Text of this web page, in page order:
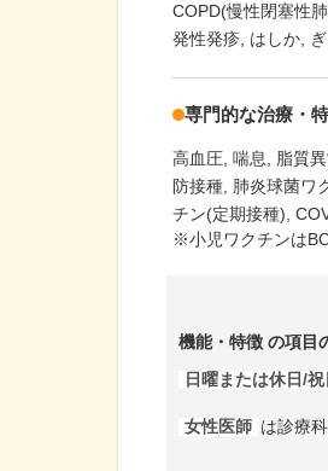
COPD(慢性閉塞性
発性発疹 はしか
専門的な治療・
高血圧 喘息 脂質
防接種 肺炎球菌ワ
チン(定期接種)
※小児ワクチンは
機能・特徴 の項目
日曜または休日/
女性医師 は診療